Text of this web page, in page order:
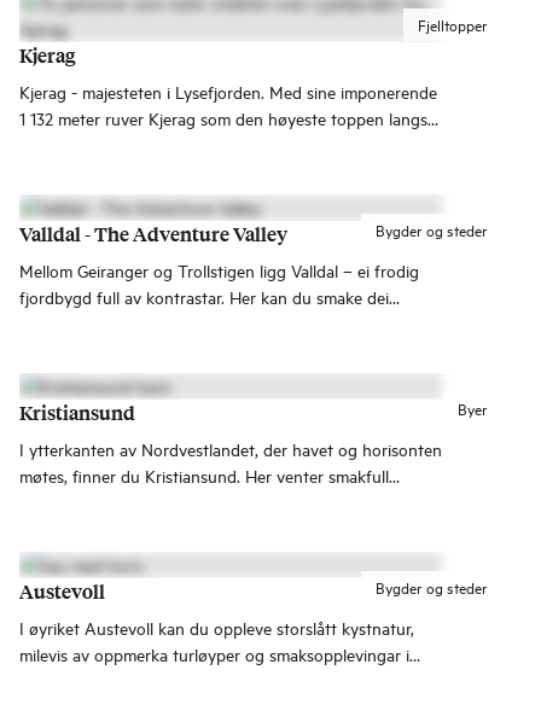
Fjelltopper
Kjerag
Kjerag - majesteten i Lysefjorden. Med sine imponerende
1 132 meter ruver Kjerag som den høyeste toppen langs
Bygder og steder
Valldal - The Adventure Valley
Mellom Geiranger og Trollstigen ligg Valldal – ei frodig
fjordbygd full av kontrastar. Her kan du smake dei
Byer
Kristiansund
I ytterkanten av Nordvestlandet, der havet og horisonten
møtes, finner du Kristiansund. Her venter smakfull
nærmeste byen til verdens vakreste vei -
Atlanterhavsvegen.
Bygder og steder
Austevoll
I øyriket Austevoll kan du oppleve storslått kystnatur,
milevis av oppmerka turløyper og smaksopplevingar i